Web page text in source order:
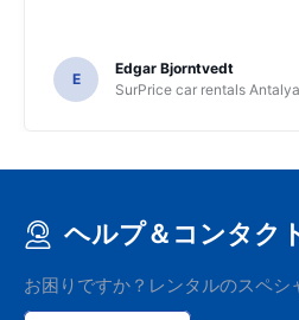
E
Edgar Bjorntvedt
SurPrice car rentals
ヘルプ＆コンタク
お困りですか？レンタルのスペシ